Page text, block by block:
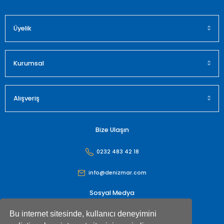
Bu internet sitesinde, kullanıcı deneyimini
Üyelik
Kurumsal
Alışveriş
Bize Ulaşın
0232 483 42 18
info@denizmar.com
Sosyal Medya